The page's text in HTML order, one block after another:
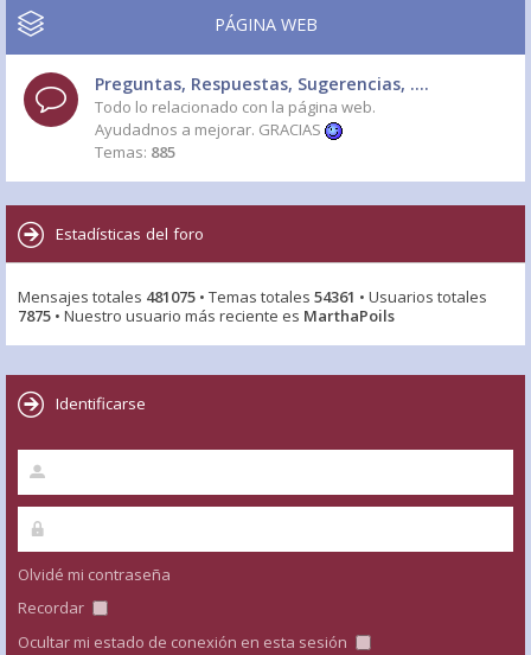
PÁGINA WEB
Preguntas, Respuestas, Sugerencias, ....
Todo lo relacionado con la página web.
Ayudadnos a mejorar. GRACIAS
Temas: 885
Estadísticas del foro
Mensajes totales 481075 • Temas totales 54361 • Usuarios totales
7875 • Nuestro usuario más reciente es MarthaPoils
Identificarse
Olvidé mi contraseña
Recordar
Ocultar mi estado de conexión en esta sesión